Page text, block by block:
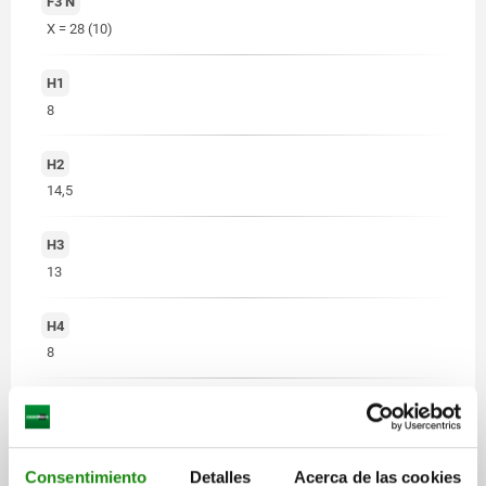
Consentimiento Detalles Acerca de las cookies
X = 28 (10)
H1
8
H2
14,5
H3
13
H4
8
L1
50